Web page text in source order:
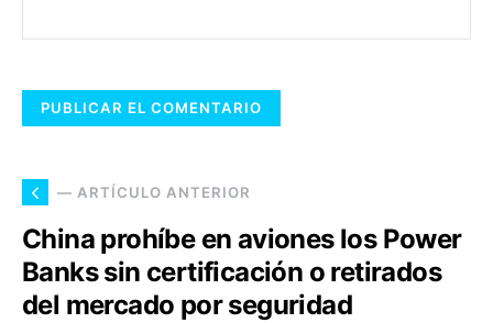
— ARTÍCULO ANTERIOR
China prohíbe en aviones los Power
Banks sin certificación o retirados
del mercado por seguridad